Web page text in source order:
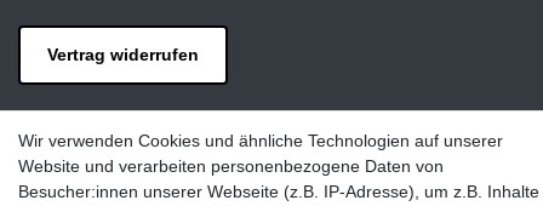
Vertrag widerrufen
LAXARA:
Zeppelinstraße 4, 89604 Allmendingen, Deutschland
Wir verwenden Cookies und ähnliche Technologien auf unserer
Website und verarbeiten personenbezogene Daten von
Besucher:innen unserer Webseite (z.B. IP-Adresse), um z.B. Inhalte